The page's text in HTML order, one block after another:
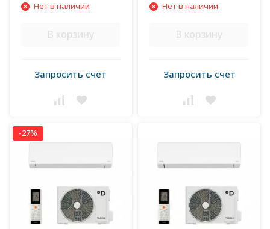
Нет в наличии
В корзину
Запросить счет
Нет в наличии
В корзину
Запросить счет
-27%